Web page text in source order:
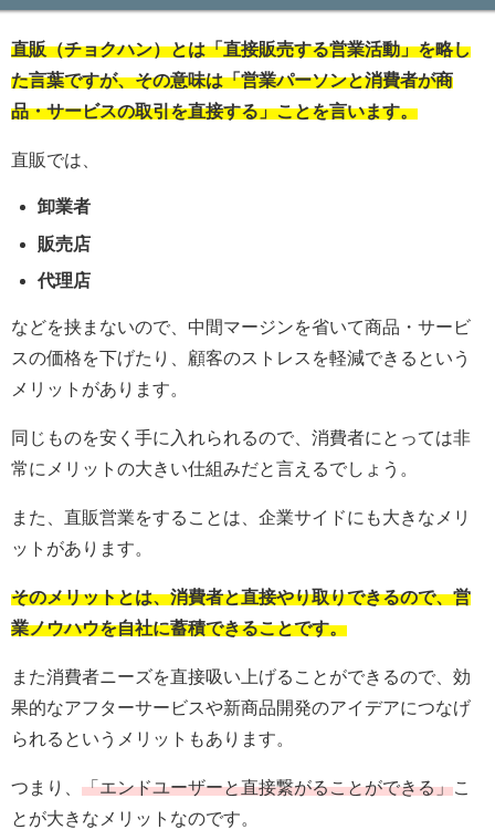
直販（チョクハン）とは「直接販売する営業活動」を略し
た言葉ですが、その意味は「営業パーソンと消費者が商
品・サービスの取引を直接する」ことを言います。
直販では、
卸業者
販売店
代理店
などを挟まないので、中間マージンを省いて商品・サービ
スの価格を下げたり、顧客のストレスを軽減できるという
メリットがあります。
同じものを安く手に入れられるので、消費者にとっては非
常にメリットの大きい仕組みだと言えるでしょう。
また、直販営業をすることは、企業サイドにも大きなメリ
ットがあります。
そのメリットとは、消費者と直接やり取りできるので、営
業ノウハウを自社に蓄積できることです。
また消費者ニーズを直接吸い上げることができるので、効
果的なアフターサービスや新商品開発のアイデアにつなげ
られるというメリットもあります。
つまり、 「エンドユーザーと直接繋がることができる」こ
とが大きなメリットなのです。